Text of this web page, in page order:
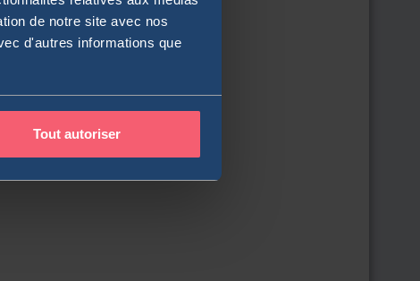
de notre site avec nos
d'autres informations que
Tout autoriser